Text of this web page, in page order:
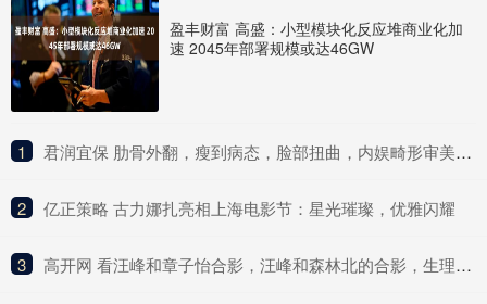
盈丰财富 高盛：小型模块化反应堆商业化加
速 2045年部署规模或达46GW
1 ​君润宜保 肋骨外翻，瘦到病态，脸部扭曲，内娱畸形审美什么时候是个头
2 ​亿正策略 古力娜扎亮相上海电影节：星光璀璨，优雅闪耀
3 ​高开网 看汪峰和章子怡合影，汪峰和森林北的合影，生理性喜欢显而易见